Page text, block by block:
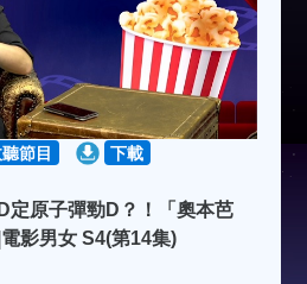
節目 下載
定原子彈勁D？！「奧本芭
影男女 S4(第14集)